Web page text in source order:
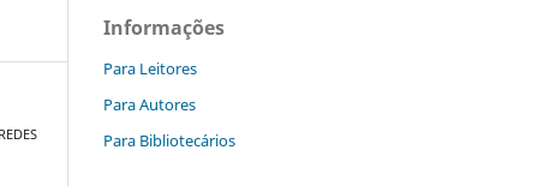
Informações
Para Leitores
Para Autores
Para Bibliotecários